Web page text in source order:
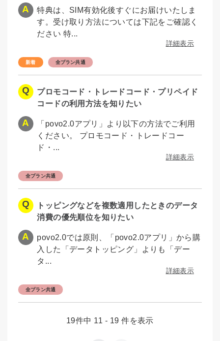
特典は、SIM有効化後すぐにお届けいたしま
す。受け取り方法については下記をご確認く
ださい 特...
詳細表示
全プラン共通
プロモコード・トレードコード・プリペイド
コードの利用方法を知りたい
「povo2.0アプリ」より以下の方法でご利用
ください。 プロモコード・トレードコー
ド・...
詳細表示
全プラン共通
トッピングなどを複数適用したときのデータ
消費の優先順位を知りたい
povo2.0では原則、「povo2.0アプリ」から購
入した「データトッピング」よりも「デー
タ...
詳細表示
全プラン共通
19件中 11 - 19 件を表示